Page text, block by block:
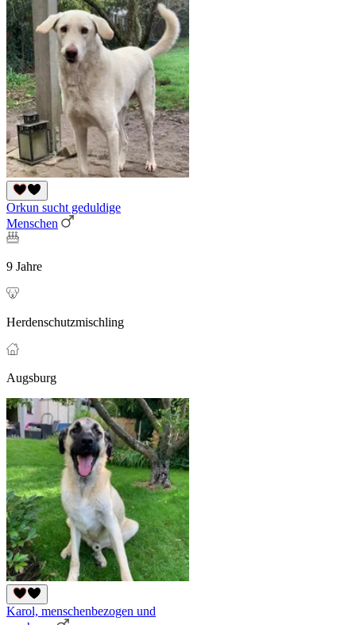
Orkun sucht geduldige
Menschen
9 Jahre
Herdenschutzmischling
Augsburg
Karol, menschenbezogen und